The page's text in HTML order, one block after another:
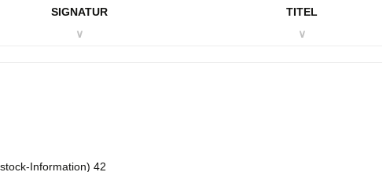
SIGNATUR
∨
TITEL
∨
Information) 42